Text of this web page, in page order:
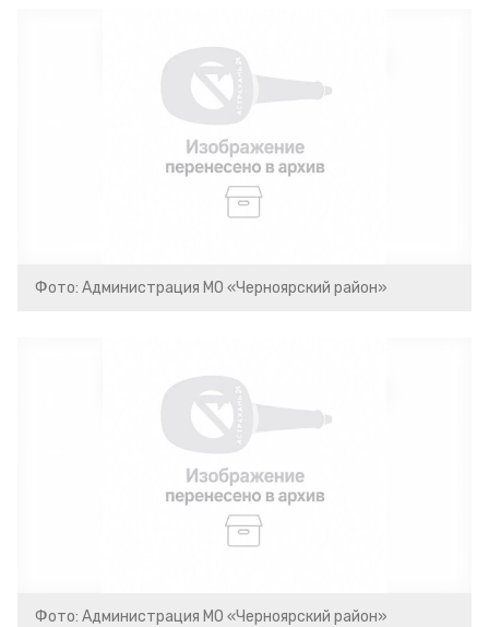
Фото: Администрация МО «Черноярский район»
Фото: Администрация МО «Черноярский район»